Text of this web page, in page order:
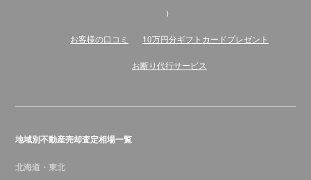
）
お客様の口コミ 10万円分ギフトカードプレゼント
お断り代行サービス
地域別不動産売却査定相場一覧
北海道・東北